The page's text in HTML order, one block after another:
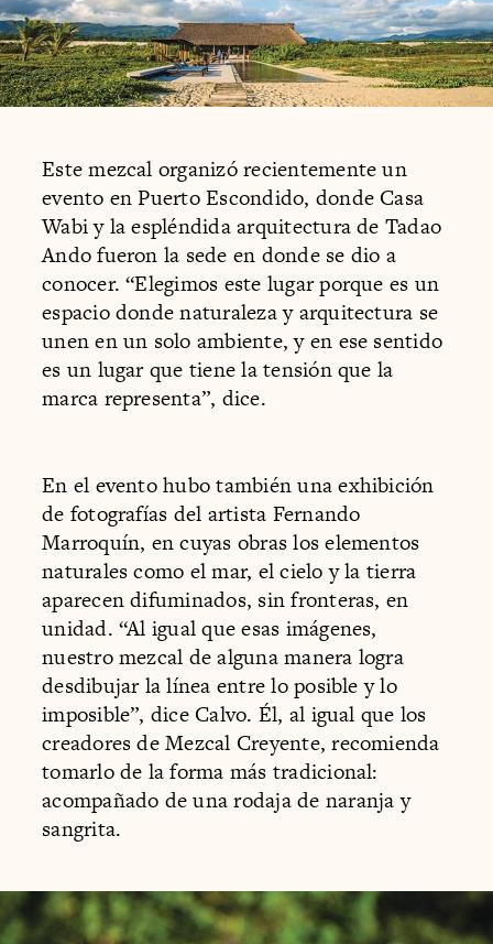
Este mezcal organizó recientemente un
evento en Puerto Escondido, donde Casa
Wabi y la espléndida arquitectura de Tadao
Ando fueron la sede en donde se dio a
conocer. “Elegimos este lugar porque es un
espacio donde naturaleza y arquitectura se
unen en un solo ambiente, y en ese sentido
es un lugar que tiene la tensión que la
marca representa”, dice.
En el evento hubo también una exhibición
de fotografías del artista Fernando
Marroquín, en cuyas obras los elementos
naturales como el mar, el cielo y la tierra
aparecen difuminados, sin fronteras, en
unidad. “Al igual que esas imágenes,
nuestro mezcal de alguna manera logra
desdibujar la línea entre lo posible y lo
imposible”, dice Calvo. Él, al igual que los
creadores de Mezcal Creyente, recomienda
tomarlo de la forma más tradicional:
acompañado de una rodaja de naranja y
sangrita.